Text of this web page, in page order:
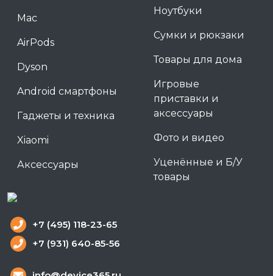
Mac
AirPods
Dyson
Android смартфоны
Гаджеты и техника
Xiaomi
Аксессуары
Ноутбуки
Сумки и рюкзаки
Товары для дома
Игровые
приставки и
аксессуары
Фото и видео
Уценённые и Б/У
товары
+7 (495) 118-23-65
+7 (931) 640-85-56